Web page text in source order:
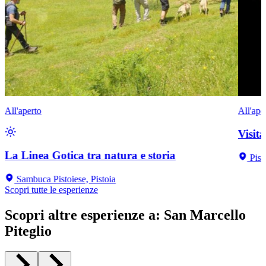
All'aperto
La Linea Gotica tra natura e storia
Sambuca Pistoiese, Pistoia
Scopri tutte le esperienze
Scopri altre esperienze a: San Marcello
Piteglio